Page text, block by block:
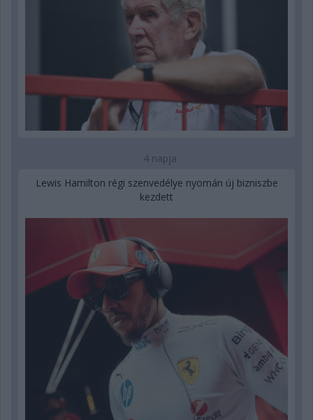
4 napja
Lewis Hamilton régi szenvedélye nyomán új bizniszbe
kezdett